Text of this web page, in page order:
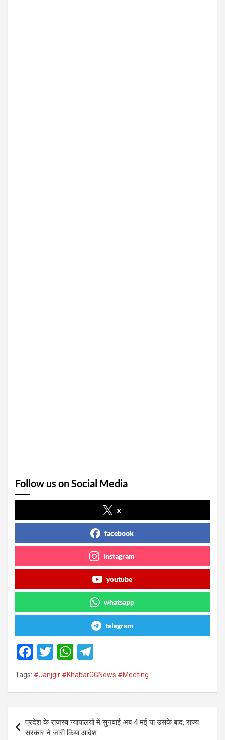
Follow us on Social Media
x
facebook
instagram
youtube
whatsapp
telegram
F
a
ce
o
o
T
wi
tt
W
h
at
A
p
el
e
a
m
Tags: #Janjgir #KhabarCGNews #Meeting
navigation
प्रदेश के राजस्व न्यायालयों में सुनवाई अब 4 मई या उसके बाद, राज्य
सरकार ने जारी किया आदेश